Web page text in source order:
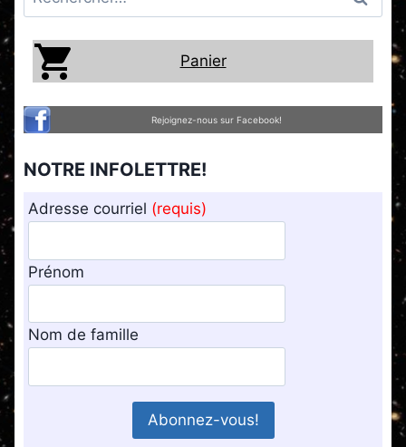
Panier
Rejoignez-nous sur Facebook!
NOTRE INFOLETTRE!
Adresse courriel (requis)
Prénom
Nom de famille